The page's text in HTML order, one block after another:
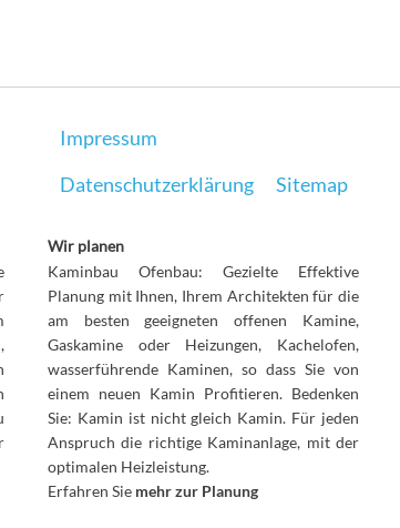
Impressum
Datenschutzerklärung
Sitemap
Wir planen
Kaminbau Ofenbau: Gezielte Effektive
Planung mit Ihnen, Ihrem Architekten für die
am besten geeigneten offenen Kamine,
Gaskamine oder Heizungen, Kachelofen,
wasserführende Kaminen, so dass Sie von
einem neuen Kamin Profitieren. Bedenken
Sie: Kamin ist nicht gleich Kamin. Für jeden
Anspruch die richtige Kaminanlage, mit der
optimalen Heizleistung.
Erfahren Sie mehr zur Planung